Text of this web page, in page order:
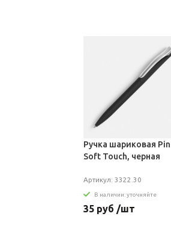
Ручка шариковая Pin
Soft Touch, черная
Артикул: 3322.30
В наличии: уточняйте
35 руб /шт